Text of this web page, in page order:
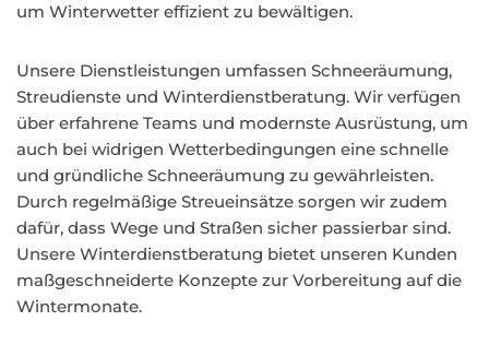
um Winterwetter effizient zu bewältigen.
Unsere Dienstleistungen umfassen Schneeräumung,
Streudienste und Winterdienstberatung. Wir verfügen
über erfahrene Teams und modernste Ausrüstung, um
auch bei widrigen Wetterbedingungen eine schnelle
und gründliche Schneeräumung zu gewährleisten.
Durch regelmäßige Streueinsätze sorgen wir zudem
dafür, dass Wege und Straßen sicher passierbar sind.
Unsere Winterdienstberatung bietet unseren Kunden
maßgeschneiderte Konzepte zur Vorbereitung auf die
Wintermonate.